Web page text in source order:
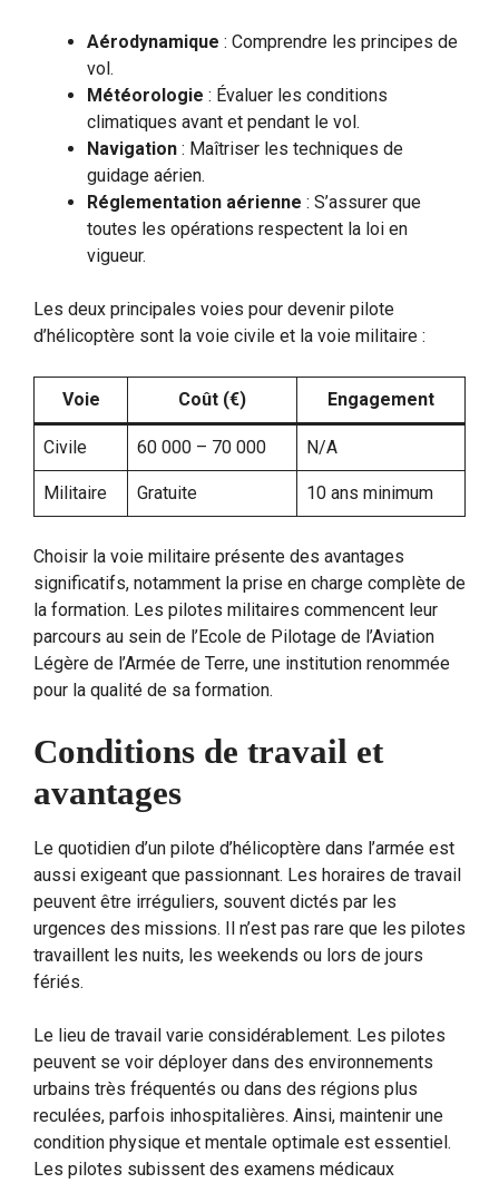
Aérodynamique : Comprendre les principes de
vol.
Météorologie : Évaluer les conditions
climatiques avant et pendant le vol.
Navigation : Maîtriser les techniques de
guidage aérien.
Réglementation aérienne : S’assurer que
toutes les opérations respectent la loi en
vigueur.
Les deux principales voies pour devenir pilote
d’hélicoptère sont la voie civile et la voie militaire :
Voie Coût (€) Engagement
Civile 60 000 – 70 000 N/A
Militaire Gratuite 10 ans minimum
Choisir la voie militaire présente des avantages
significatifs, notamment la prise en charge complète de
la formation. Les pilotes militaires commencent leur
parcours au sein de l’Ecole de Pilotage de l’Aviation
Légère de l’Armée de Terre, une institution renommée
pour la qualité de sa formation.
Conditions de travail et
avantages
Le quotidien d’un pilote d’hélicoptère dans l’armée est
aussi exigeant que passionnant. Les horaires de travail
peuvent être irréguliers, souvent dictés par les
urgences des missions. Il n’est pas rare que les pilotes
travaillent les nuits, les weekends ou lors de jours
fériés.
Le lieu de travail varie considérablement. Les pilotes
peuvent se voir déployer dans des environnements
urbains très fréquentés ou dans des régions plus
reculées, parfois inhospitalières. Ainsi, maintenir une
condition physique et mentale optimale est essentiel.
Les pilotes subissent des examens médicaux